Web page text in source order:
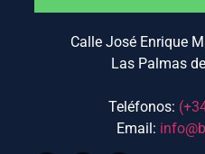
Calle José Enrique
Las Palmas
Teléfonos:
Email: